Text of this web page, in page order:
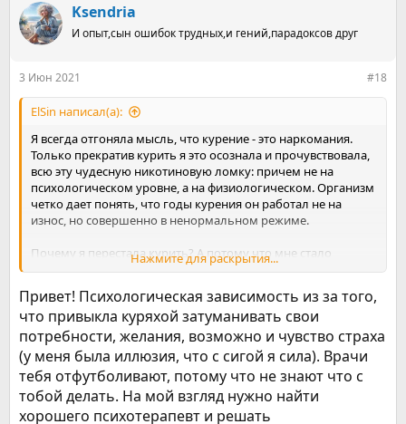
к
ц
и
Ksendria
И опыт,сын ошибок трудных,и гений,парадоксов друг
3 Июн 2021 #18
ElSin написал(а):
Я всегда отгоняла мысль, что курение - это наркомания.
Только прекратив курить я это осознала и прочувствовала,
всю эту чудесную никотиновую ломку: причем не на
психологическом уровне, а на физиологическом. Организм
четко дает понять, что годы курения он работал не на
износ, но совершенно в ненормальном режиме.
Почему я перестала курить? А потому что мне стало
страшно за здоровье, последнее время никотиновая соска
когда прижало хорошенько желание перестать курить
укоренилось и я перестала вставлять в рот сигареты и
поджигать их.
Первый раз я покурила лет в 16 и баловалась по несколько
затяжек раз в 2-3 месяца, с 17 лет курение стало
ежедневным, но это было 2-3 шт в день, за весь период до
апреля 2021 года у меня было 2 перерыва примерно по
Нажмите для раскрытия...
Привет! Психологическая зависимость из за того,
что привыкла куряхой затуманивать свои
потребности, желания, возможно и чувство страха
(у меня была иллюзия, что с сигой я сила). Врачи
тебя отфутболивают, потому что не знают что с
тобой делать. На мой взгляд нужно найти
хорошего психотерапевт и решать